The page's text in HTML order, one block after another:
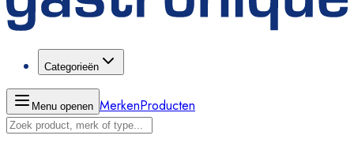
Categorieën
Menu openen MerkenProducten